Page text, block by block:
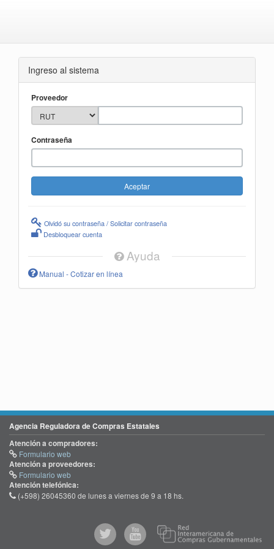
Ingreso al sistema
Proveedor
Contraseña
Olvidó su contraseña / Solicitar contraseña
Desbloquear cuenta
Ayuda
Manual - Cotizar en línea
Agencia Reguladora de Compras Estatales
Atención a compradores:
Formulario web
Atención a proveedores:
Formulario web
Atención telefónica:
(+598) 26045360 de lunes a viernes de 9 a 18 hs.
@comprasgubuy
ACCE